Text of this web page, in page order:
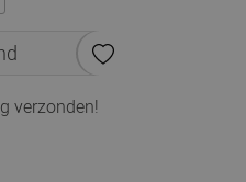
verzonden!